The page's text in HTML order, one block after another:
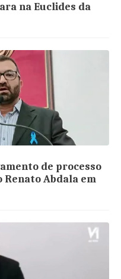
na Euclides da
de processo
Renato Abdala em